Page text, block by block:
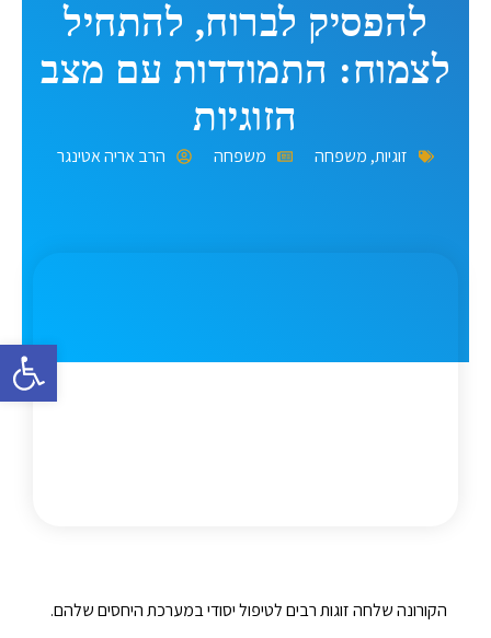
להפסיק לברוח, להתחיל
לצמוח: התמודדות עם מצב
הזוגיות
זוגיות, משפחה משפחה הרב אריה אטינגר
הקורונה שלחה זוגות רבים לטיפול יסודי במערכת היחסים שלהם.
פתח